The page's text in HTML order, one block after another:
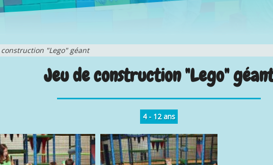
construction "Lego" géant
Jeu de construction "Lego"
4 - 12 ans